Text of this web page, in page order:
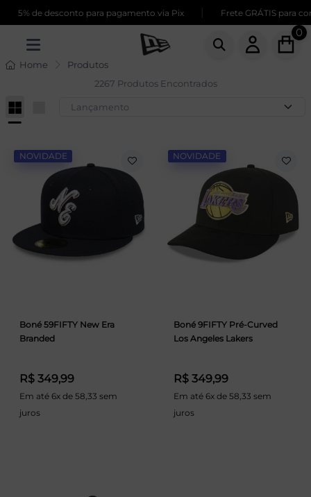
desconto para pagamento via Pix | Frete GRÁTIS para compras
0
Home Produtos
2267 Produtos Encontrados
NOVIDADE
Boné 59FIFTY New Era
Branded
R$ 349,99
Em até 6x de 58,33 sem
juros
NOVIDADE
Boné 9FIFTY Pré-Curved
Los Angeles Lakers
R$ 349,99
Em até 6x de 58,33 sem
juros